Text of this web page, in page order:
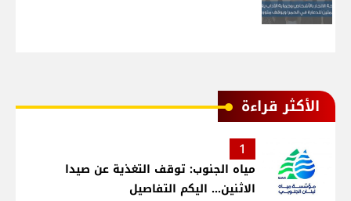
الأكثر قراءة
1
مياه الجنوب: توقف التغذية عن صيدا
الاثنين... اليكم التفاصيل